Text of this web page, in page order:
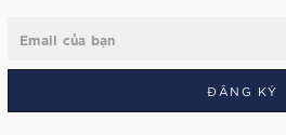
ĐĂNG KÝ